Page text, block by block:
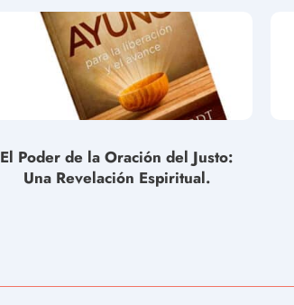
El Poder de la Oración del Justo:
Una Revelación Espiritual.